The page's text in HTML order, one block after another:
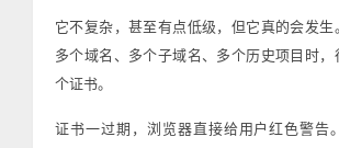
它不复杂，甚至有点低级，但它真的会发生
多个域名、多个子域名、多个历史项目时，
个证书。
证书一过期，浏览器直接给用户红色警告